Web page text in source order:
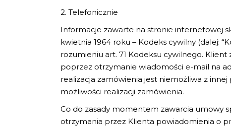
2. Telefonicznie
Informacje zawarte na stronie internetowej
kwietnia 1964 roku – Kodeks cywilny (dalej:
rozumieniu art. 71 Kodeksu cywilnego.
poprzez otrzymanie wiadomości e-mail na
realizacja zamówienia jest niemożliwa z
możliwości realizacji zamówienia.
Co do zasady momentem zawarcia umowy
otrzymania przez Klienta powiadomienia o